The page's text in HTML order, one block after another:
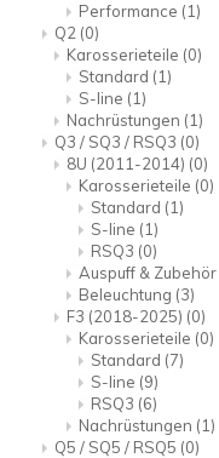
Performance (1)
Q2 (0)
Karosserieteile (0)
Standard (1)
S-line (1)
Nachrüstungen (1)
Q3 / SQ3 / RSQ3 (0)
8U (2011-2014) (0)
Karosserieteile (0)
Standard (1)
S-line (1)
RSQ3 (0)
Auspuff & Zubehör
Beleuchtung (3)
F3 (2018-2025) (0)
Karosserieteile (0)
Standard (7)
S-line (9)
RSQ3 (6)
Nachrüstungen (1)
Q5 / SQ5 / RSQ5 (0)